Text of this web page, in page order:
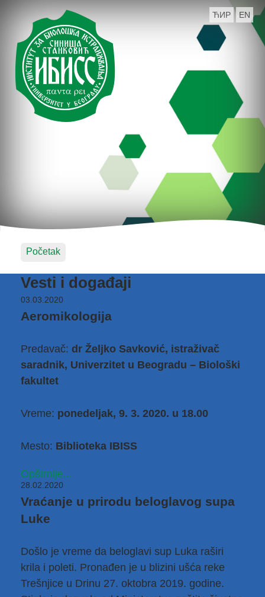
ЋИР EN
Početak
Vesti i događaji
03.03.2020
Aeromikologija
Predavač: dr Željko Savković, istraživač
saradnik, Univerzitet u Beogradu – Biološki
fakultet
Vreme: ponedeljak, 9. 3. 2020. u 18.00
Mesto: Biblioteka IBISS
Opširnije...
28.02.2020
Vraćanje u prirodu beloglavog supa
Luke
Došlo je vreme da beloglavi sup Luka raširi
krila i poleti. Pronađen je u blizini ušća reke
Trešnjice u Drinu 27. oktobra 2019. godine.